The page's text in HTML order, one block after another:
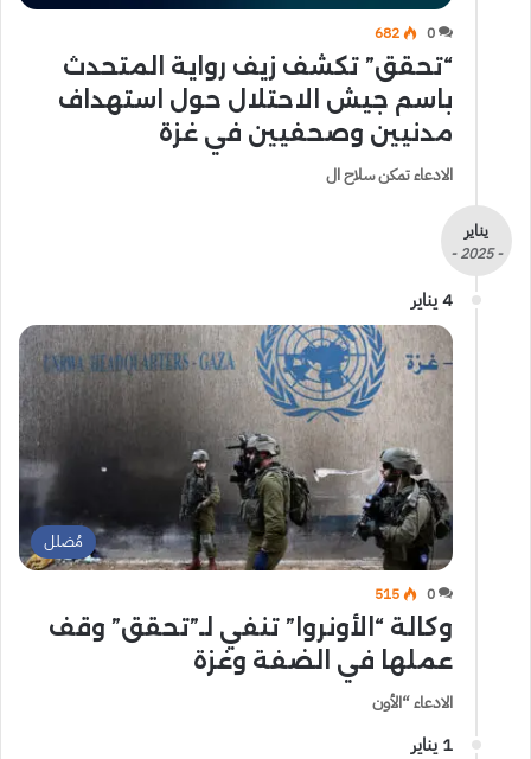
0
682
“تحقق” تكشف زيف رواية المتحدث
باسم جيش الاحتلال حول استهداف
مدنيين وصحفيين في غزة
الادعاء تمكن سلاح ال
يناير
- 2025 -
4 يناير
مُضلل
0
515
وكالة “الأونروا” تنفي لـ”تحقق” وقف
عملها في الضفة وغزة
الادعاء “الأون
1 يناير